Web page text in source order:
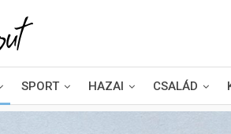
SPORT HAZAI CSALÁD